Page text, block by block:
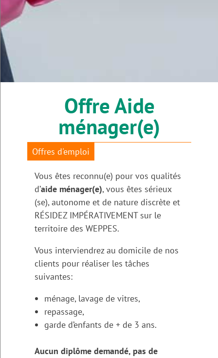
Offre Aide
ménager(e)
Offres d'emploi
Vous êtes reconnu(e) pour vos qualités
d’aide ménager(e), vous êtes sérieux
(se), autonome et de nature discrète et
RÉSIDEZ IMPÉRATIVEMENT sur le
territoire des WEPPES.
Vous interviendrez au domicile de nos
clients pour réaliser les tâches
suivantes:
ménage, lavage de vitres,
repassage,
garde d’enfants de + de 3 ans.
Aucun diplôme demandé, pas de